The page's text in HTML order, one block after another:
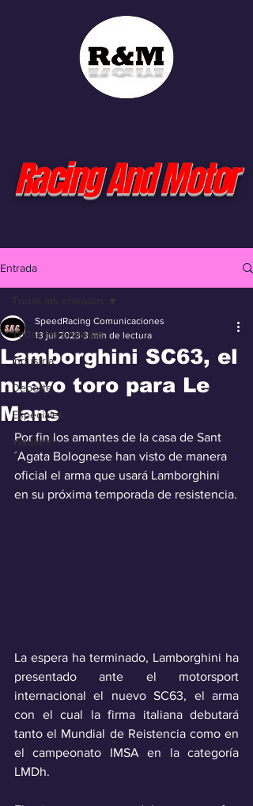
Racing And Motor
Entrada
Todas las entradas
Industria
Deporte
Especiales
Industra
Todas las entradas
Lamborghini SC63, el
nuevo toro para Le
Mans
SpeedRacing Comunicaciones
13 jul 2023 3 min de lectura
Por fin los amantes de la casa de Sant
´Agata Bolognese han visto de manera
oficial el arma que usará Lamborghini
en su próxima temporada de resistencia.
La espera ha terminado, Lamborghini ha
presentado ante el motorsport
internacional el nuevo SC63, el arma
con el cual la firma italiana debutará
tanto el Mundial de Reistencia como en
el campeonato IMSA en la categoría
LMDh.